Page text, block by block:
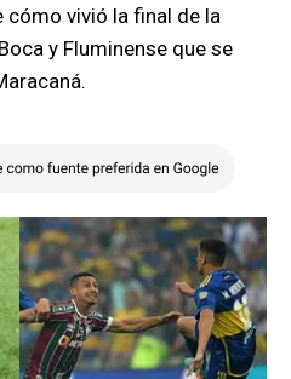
vivió la final de la
y Fluminense que se